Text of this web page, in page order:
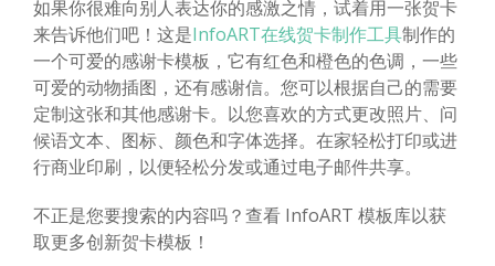
如果你很难向别人表达你的感激之情，试着用一张贺卡
来告诉他们吧！这是InfoART在线贺卡制作工具制作的
一个可爱的感谢卡模板，它有红色和橙色的色调，一些
可爱的动物插图，还有感谢信。您可以根据自己的需要
定制这张和其他感谢卡。以您喜欢的方式更改照片、问
候语文本、图标、颜色和字体选择。在家轻松打印或进
行商业印刷，以便轻松分发或通过电子邮件共享。
不正是您要搜索的内容吗？查看 InfoART 模板库以获
取更多创新贺卡模板！